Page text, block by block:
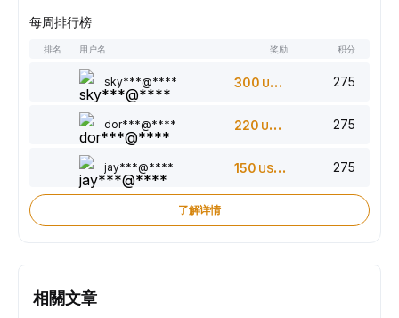
每周排行榜
排名 用户名 奖励 积分
sky***@**** 300 USDT 275
dor***@**** 220 USDT 275
jay***@**** 150 USDT 275
了解详情
相關文章